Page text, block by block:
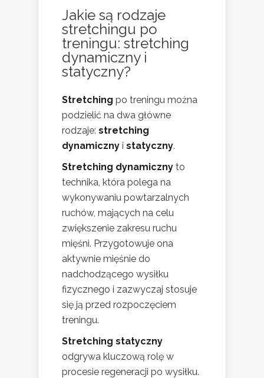
Jakie są rodzaje
stretchingu po
treningu: stretching
dynamiczny i
statyczny?
Stretching po treningu można
podzielić na dwa główne
rodzaje: stretching
dynamiczny i statyczny.
Stretching dynamiczny to
technika, która polega na
wykonywaniu powtarzalnych
ruchów, mających na celu
zwiększenie zakresu ruchu
mięśni. Przygotowuje ona
aktywnie mięśnie do
nadchodzącego wysiłku
fizycznego i zazwyczaj stosuje
się ją przed rozpoczęciem
treningu.
Stretching statyczny
odgrywa kluczową rolę w
procesie regeneracji po wysiłku.